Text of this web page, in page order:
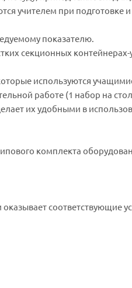
учителем при подготовке
показателю.
секционных контейнерах-
используются
работе (1 набор на
их удобными в
комплекта
соответствующие